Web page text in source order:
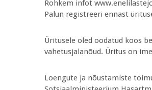
Rohkem infot
Palun registreeri ennast
Üritusele oled oodatud koos
vahetusjalanõud. Üritus on
Loengute ja nõustamiste